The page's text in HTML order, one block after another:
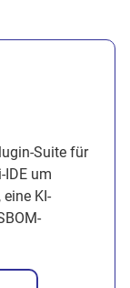
Suite für
IDE um
KI-